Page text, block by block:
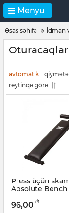
Menyu
Əsas səhifə İdman
Oturacaqlar
avtomatik
reytinqə görə
Press üçün
Absolute Bench
Artikul: 001002015
96,00 ₼